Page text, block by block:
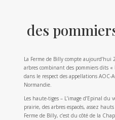
des
La Ferme de Billy compte aujourd’hui
arbres combinant des pommiers dits «
dans le respect des appellations AOC-
Normandie.
Les haute-tiges – L’image d’Epinal
prairie, des arbres espacés, assez
Ferme de Billy, c’est du côté de la